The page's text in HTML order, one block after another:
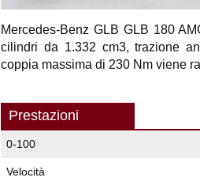
Mercedes-Benz GLB GLB 180
cilindri da 1.332 cm3, trazione
coppia massima di 230 Nm viene
Prestazioni
0-100
Velocità